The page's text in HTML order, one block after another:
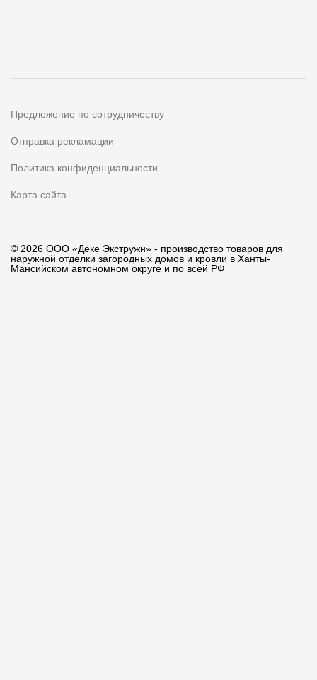
Предложение по сотрудничеству
Отправка рекламации
Политика конфиденциальности
Карта сайта
© 2026 ООО «Дёке Экстружн» - производство товаров для
наружной отделки загородных домов и кровли в Ханты-
Мансийском автономном округе и по всей РФ